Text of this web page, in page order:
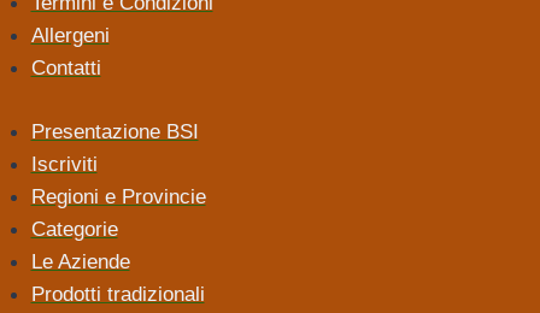
Allergeni
Contatti
Presentazione BSI
Iscriviti
Regioni e Provincie
Categorie
Le Aziende
Prodotti tradizionali